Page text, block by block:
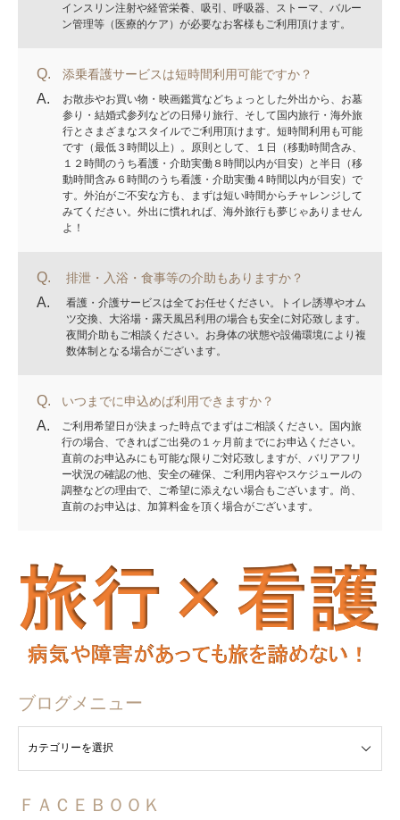
インスリン注射や経管栄養、吸引、呼吸器、ストーマ、バルー
ン管理等（医療的ケア）が必要なお客様もご利用頂けます。
Q.
A.
添乗看護サービスは短時間利用可能ですか？
お散歩やお買い物・映画鑑賞などちょっとした外出から、お墓
参り・結婚式参列などの日帰り旅行、そして国内旅行・海外旅
行とさまざまなスタイルでご利用頂けます。短時間利用も可能
です（最低３時間以上）。原則として、１日（移動時間含み、
１２時間のうち看護・介助実働８時間以内が目安）と半日（移
動時間含み６時間のうち看護・介助実働４時間以内が目安）で
す。外泊がご不安な方も、まずは短い時間からチャレンジして
みてください。外出に慣れれば、海外旅行も夢じゃありません
よ！
Q.
A.
排泄・入浴・食事等の介助もありますか？
看護・介護サービスは全てお任せください。トイレ誘導やオム
ツ交換、大浴場・露天風呂利用の場合も安全に対応致します。
夜間介助もご相談ください。お身体の状態や設備環境により複
数体制となる場合がございます。
Q.
A.
いつまでに申込めば利用できますか？
ご利用希望日が決まった時点でまずはご相談ください。国内旅
行の場合、できればご出発の１ヶ月前までにお申込ください。
直前のお申込みにも可能な限りご対応致しますが、バリアフリ
ー状況の確認の他、安全の確保、ご利用内容やスケジュールの
調整などの理由で、ご希望に添えない場合もございます。尚、
直前のお申込は、加算料金を頂く場合がございます。
ブログメニュー
ＦＡＣＥＢＯＯＫ